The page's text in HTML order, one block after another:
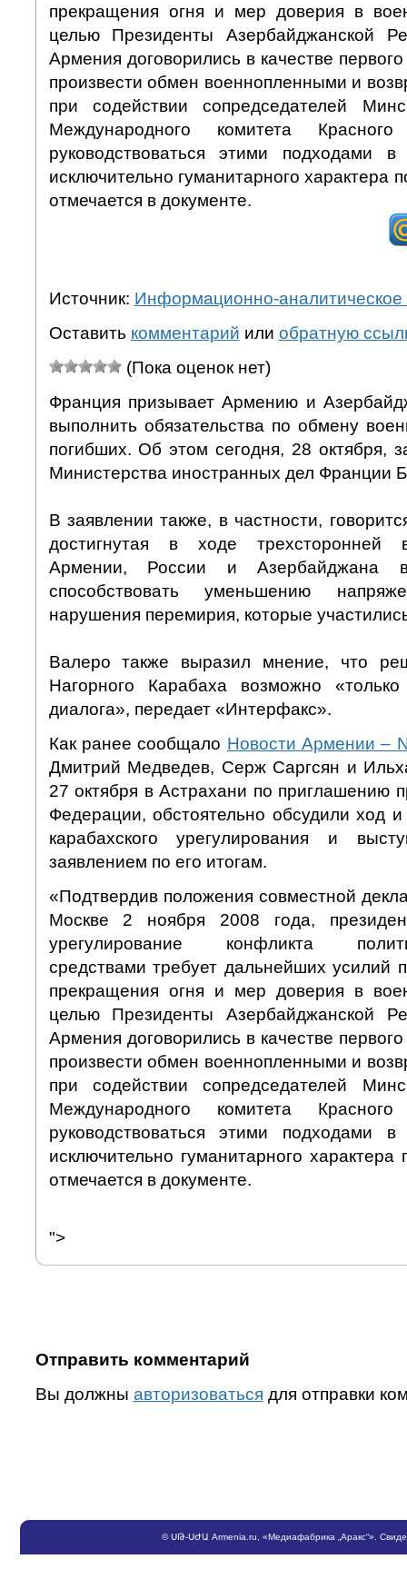
прекращения огня и мер доверия в
целью Президенты Азербайджанской
Армения договорились в качестве
произвести обмен военнопленными и
при содействии сопредседателей
Международного комитета
руководствоваться этими подходами
исключительно гуманитарного характера
отмечается в документе.
Источник: Информационно-аналитическое
Оставить комментарий или обратную
(Пока оценок нет)
Франция призывает Армению и
выполнить обязательства по обмену
погибших. Об этом сегодня, 28 октября,
Министерства иностранных дел Франции
В заявлении также, в частности,
достигнутая в ходе трехсторонней
Армении, России и Азербайджана
способствовать уменьшению
нарушения перемирия, которые
Валеро также выразил мнение, что
Нагорного Карабаха возможно
диалога», передает «Интерфакс».
Как ранее сообщало Новости Армении –
Дмитрий Медведев, Серж Саргсян и
27 октября в Астрахани по приглашению
Федерации, обстоятельно обсудили ход
карабахского урегулирования и
заявлением по его итогам.
«Подтвердив положения совместной
Москве 2 ноября 2008 года,
урегулирование конфликта
средствами требует дальнейших усилий
прекращения огня и мер доверия в
целью Президенты Азербайджанской
Армения договорились в качестве
произвести обмен военнопленными и
при содействии сопредседателей
Международного комитета
руководствоваться этими подходами
исключительно гуманитарного
отмечается в документе.
">
Отправить комментарий
Вы должны авторизоваться для отправки
©ՍԹ-ՍԺԱ Armenia.ru , «Медиафабрика „Аракс“».